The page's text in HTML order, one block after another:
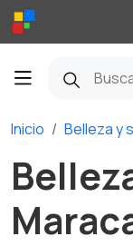
Inicio Belleza y